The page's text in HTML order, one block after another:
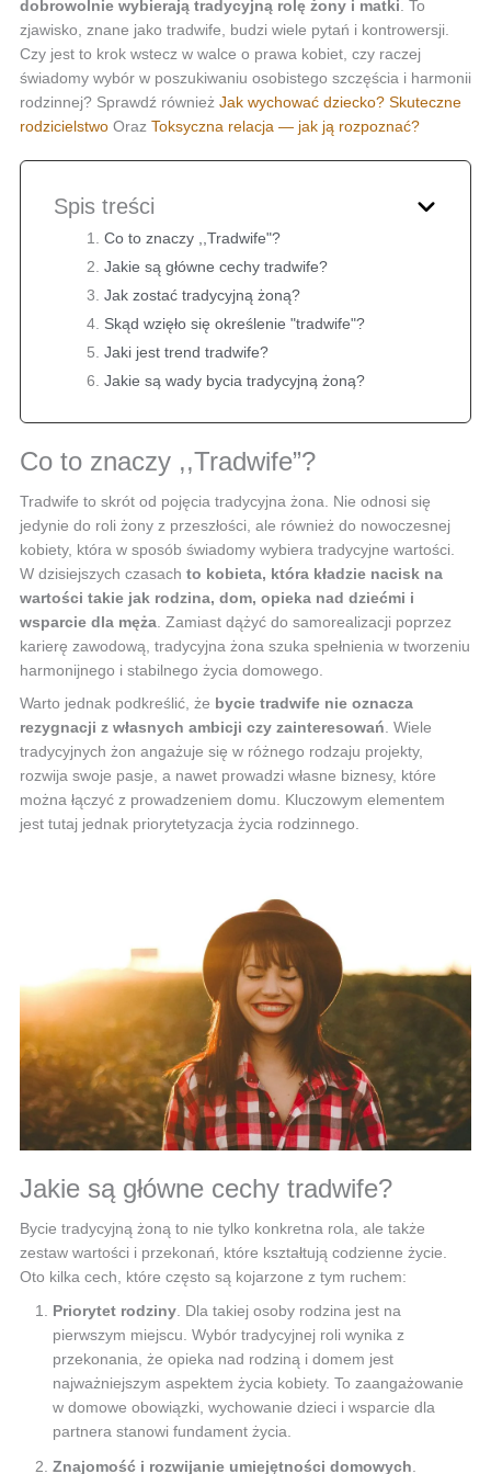
dobrowolnie wybierają tradycyjną rolę żony i matki . To
zjawisko, znane jako tradwife, budzi wiele pytań i kontrowersji.
Czy jest to krok wstecz w walce o prawa kobiet, czy raczej
świadomy wybór w poszukiwaniu osobistego szczęścia i harmonii
rodzinnej? Sprawdź również Jak wychować dziecko? Skuteczne
rodzicielstwoOraz Toksyczna relacja — jak ją rozpoznać?
Spis treści
Co to znaczy ,,Tradwife"?
Jakie są główne cechy tradwife?
Jak zostać tradycyjną żoną?
Skąd wzięło się określenie "tradwife"?
Jaki jest trend tradwife?
Jakie są wady bycia tradycyjną żoną?
Co to znaczy ,,Tradwife”?
Tradwife to skrót od pojęcia tradycyjna żona. Nie odnosi się
jedynie do roli żony z przeszłości, ale również do nowoczesnej
kobiety, która w sposób świadomy wybiera tradycyjne wartości.
W dzisiejszych czasach to kobieta, która kładzie nacisk na
wartości takie jak rodzina, dom, opieka nad dziećmi i
wsparcie dla męża. Zamiast dążyć do samorealizacji poprzez
karierę zawodową, tradycyjna żona szuka spełnienia w tworzeniu
harmonijnego i stabilnego życia domowego.
Warto jednak podkreślić, że bycie tradwife nie oznacza
rezygnacji z własnych ambicji czy zainteresowań. Wiele
tradycyjnych żon angażuje się w różnego rodzaju projekty,
rozwija swoje pasje, a nawet prowadzi własne biznesy, które
można łączyć z prowadzeniem domu. Kluczowym elementem
jest tutaj jednak priorytetyzacja życia rodzinnego.
Jakie są główne cechy tradwife?
Bycie tradycyjną żoną to nie tylko konkretna rola, ale także
zestaw wartości i przekonań, które kształtują codzienne życie.
Oto kilka cech, które często są kojarzone z tym ruchem:
Priorytet rodziny. Dla takiej osoby rodzina jest na
pierwszym miejscu. Wybór tradycyjnej roli wynika z
przekonania, że opieka nad rodziną i domem jest
najważniejszym aspektem życia kobiety. To zaangażowanie
w domowe obowiązki, wychowanie dzieci i wsparcie dla
partnera stanowi fundament życia.
Znajomość i rozwijanie umiejętności domowych